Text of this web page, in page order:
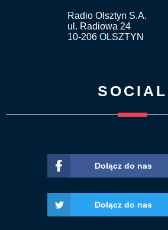
Radio Olsztyn S.A.
ul. Radiowa 24
10-206 OLSZTYN
SOCIAL
Dołącz do nas
Dołącz do nas